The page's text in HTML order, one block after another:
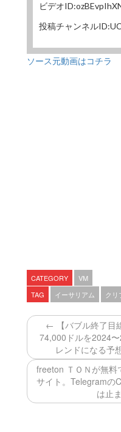
ビデオ
投稿チャンネル
ソース元動画はコチラ
CATEGORY
VM
TAG
イーサリアム クリ
← 【バブル終了目
74,000ドルを2024
レンドになる予
freeton ＴＯＮが無料
サイト。Telegramの
は止